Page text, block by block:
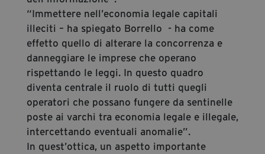
“Immettere nell’economia legale capitali
illeciti – ha spiegato Borrello - ha come
effetto quello di alterare la concorrenza e
danneggiare le imprese che operano
rispettando le leggi. In questo quadro
diventa centrale il ruolo di tutti quegli
operatori che possano fungere da sentinelle
poste ai varchi tra economia legale e illegale,
intercettando eventuali anomalie”.
In quest’ottica, un aspetto importante